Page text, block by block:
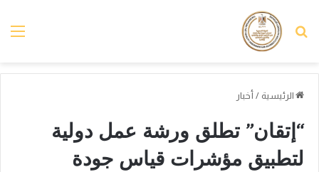
بحث عن
الرئيسية / أخبار
“إتقان” تطلق ورشة عمل دولية
لتطبيق مؤشرات قياس جودة